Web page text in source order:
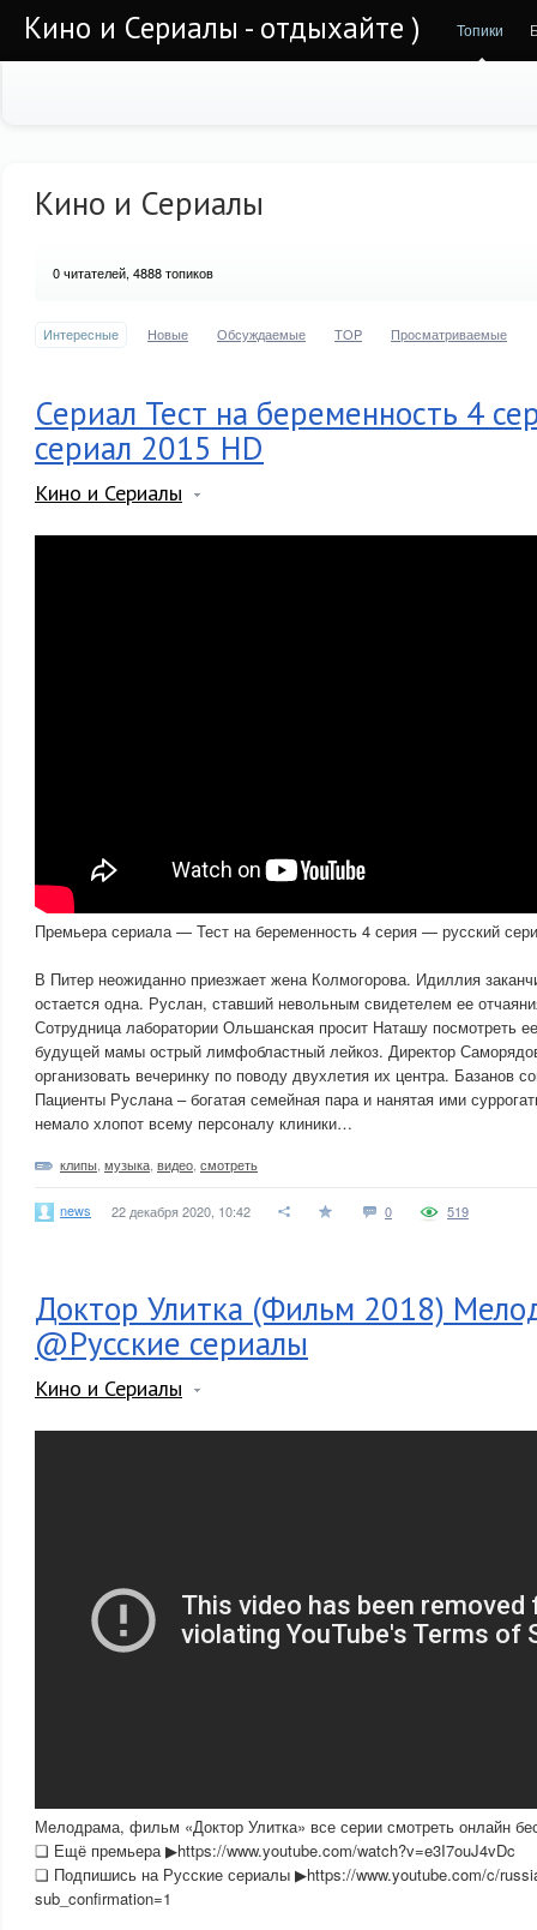
Кино и Сериалы - отдыхайте ) Топики
Кино и Сериалы
0читателей, 4888 топиков
Интересные Новые Обсуждаемые TOP Просматриваемые
Сериал Тест на беременность 4
сериал 2015 HD
Кино и Сериалы
Премьера сериала — Тест на беременность 4 серия — русский
В Питер неожиданно приезжает жена Колмогорова. Идиллия
остается одна. Руслан, ставший невольным свидетелем ее
Сотрудница лаборатории Ольшанская просит Наташу посмотреть
будущей мамы острый лимфобластный лейкоз. Директор
организовать вечеринку по поводу двухлетия их центра. Базанов
Пациенты Руслана – богатая семейная пара и нанятая ими
немало хлопот всему персоналу клиники…
клипы музыка видео смотреть
news 22 декабря 2020, 10:42 0 519
Доктор Улитка (Фильм 2018)
@Русские сериалы
Кино и Сериалы
Мелодрама, фильм «Доктор Улитка» все серии смотреть онлайн
❏ Ещё премьера ▶https://www.youtube.com/watch?v=e3I7ouJ4vDc
❏ Подпишись на Русские сериалы ▶https://www.youtube.com/c/
sub_confirmation=1